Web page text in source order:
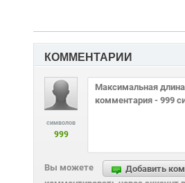
КОММЕНТАРИИ
символов
999
Добавить
Вы можете